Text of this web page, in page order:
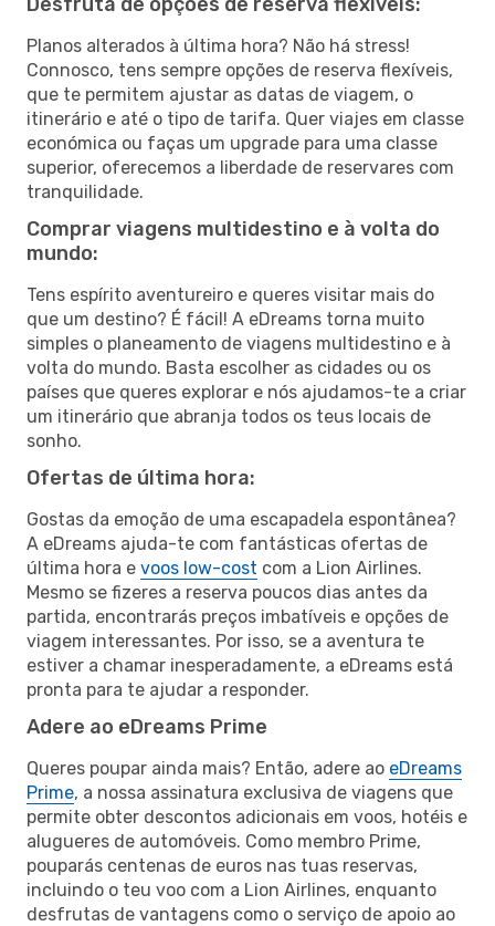
Planos alterados à última hora? Não há stress!
Connosco, tens sempre opções de reserva flexíveis,
que te permitem ajustar as datas de viagem, o
itinerário e até o tipo de tarifa. Quer viajes em classe
económica ou faças um upgrade para uma classe
superior, oferecemos a liberdade de reservares com
tranquilidade.
Comprar viagens multidestino e à volta do
mundo:
Tens espírito aventureiro e queres visitar mais do
que um destino? É fácil! A eDreams torna muito
simples o planeamento de viagens multidestino e à
volta do mundo. Basta escolher as cidades ou os
países que queres explorar e nós ajudamos-te a criar
um itinerário que abranja todos os teus locais de
sonho.
Ofertas de última hora:
Gostas da emoção de uma escapadela espontânea?
A eDreams ajuda-te com fantásticas ofertas de
última hora e voos low-cost com a Lion Airlines.
Mesmo se fizeres a reserva poucos dias antes da
partida, encontrarás preços imbatíveis e opções de
viagem interessantes. Por isso, se a aventura te
estiver a chamar inesperadamente, a eDreams está
pronta para te ajudar a responder.
Adere ao eDreams Prime
Queres poupar ainda mais? Então, adere ao eDreams
Prime, a nossa assinatura exclusiva de viagens que
permite obter descontos adicionais em voos, hotéis e
alugueres de automóveis. Como membro Prime,
pouparás centenas de euros nas tuas reservas,
incluindo o teu voo com a Lion Airlines, enquanto
desfrutas de vantagens como o serviço de apoio ao